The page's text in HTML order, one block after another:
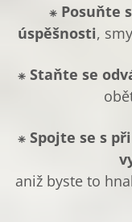
⁕ Posuňte
úspěšnosti,
⁕ Staňte se
⁕ Spojte se s
aniž byste to